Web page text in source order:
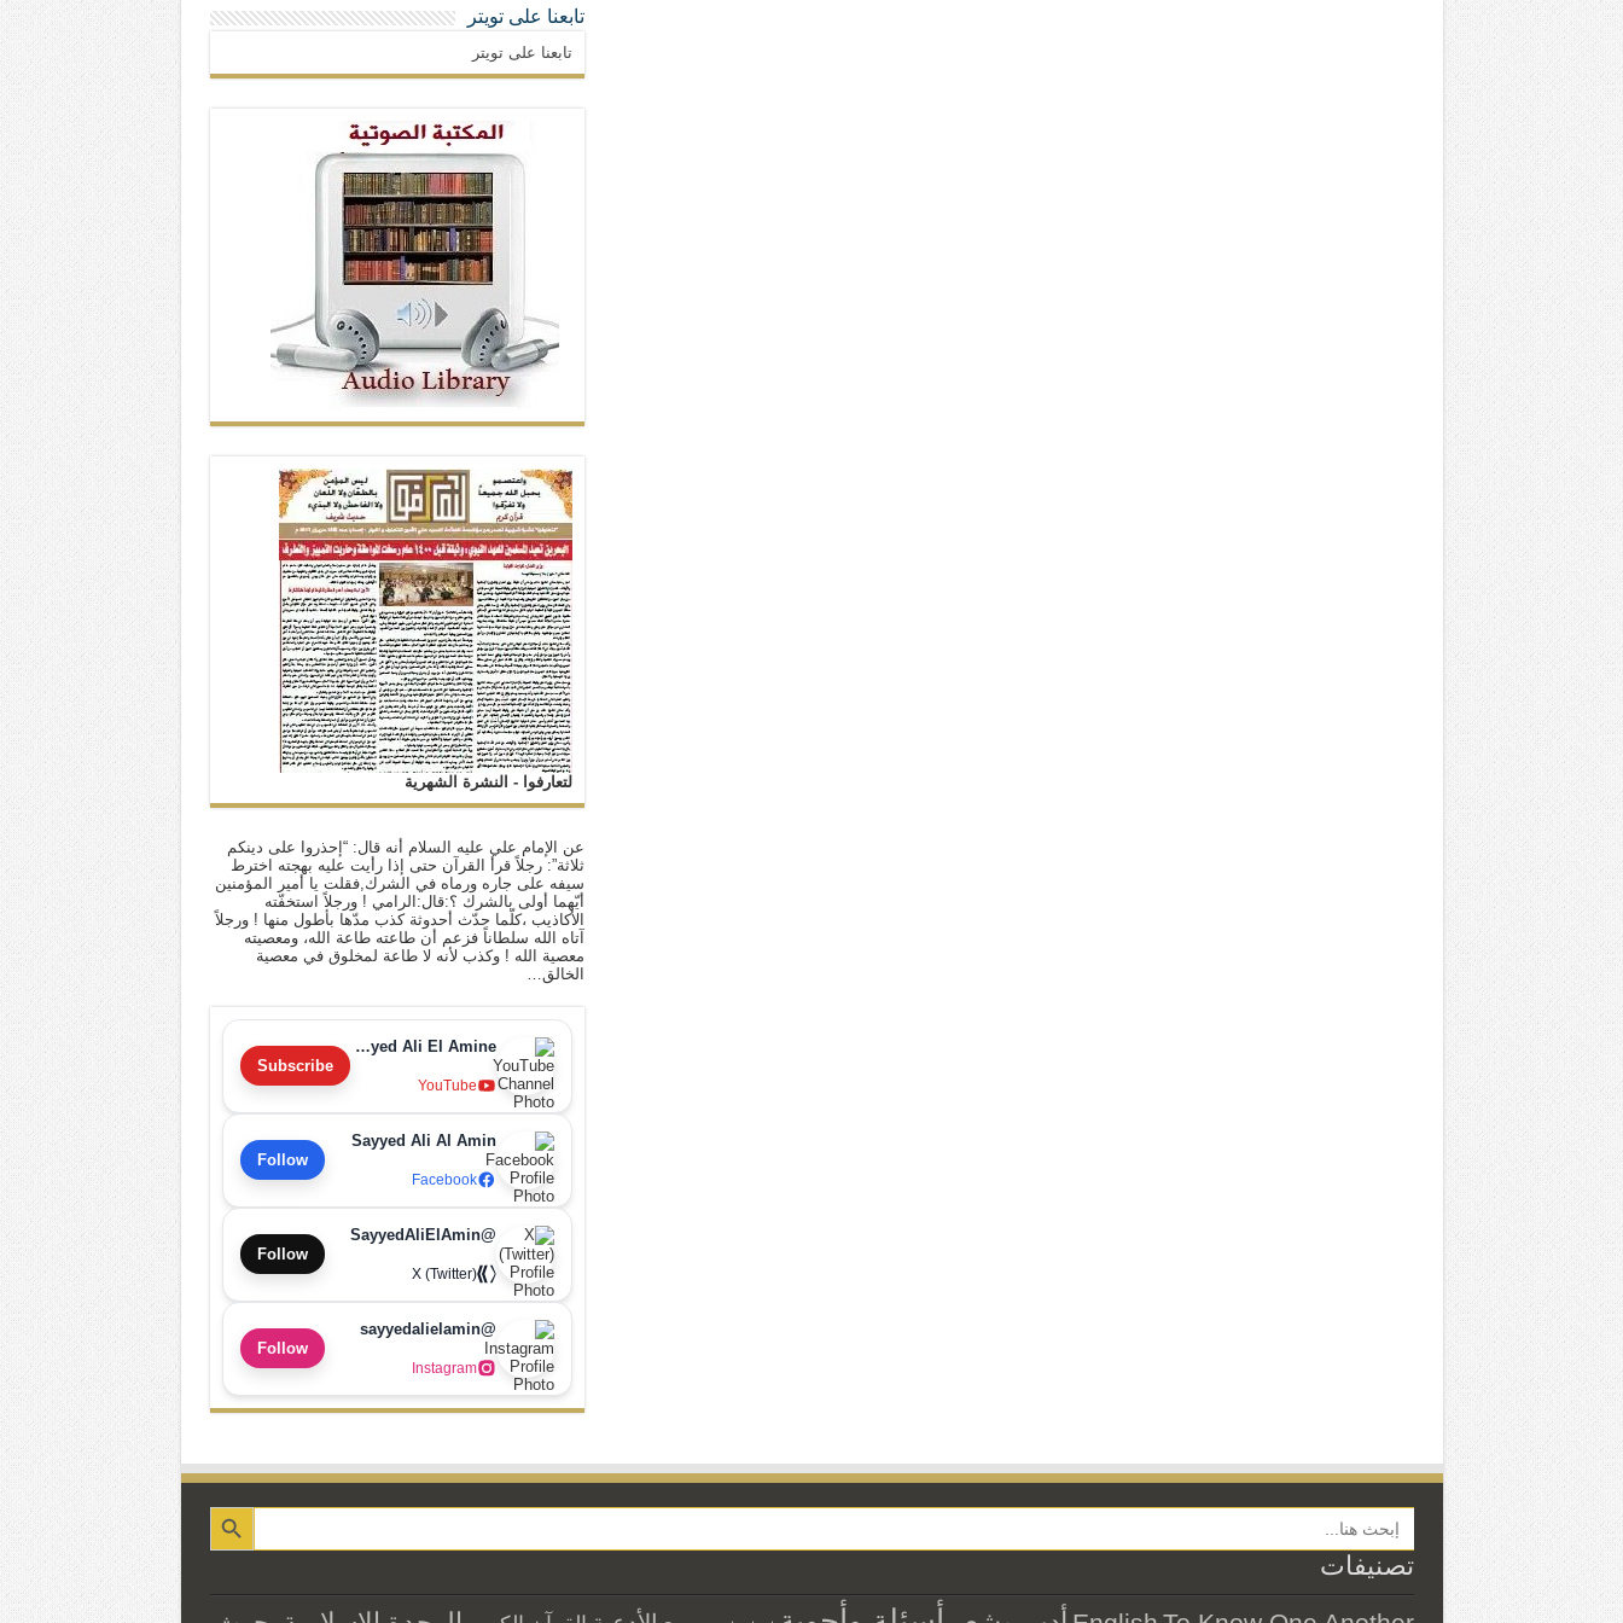
تابعنا على تويتر
تابعنا على تويتر
لتعارفوا - النشرة الشهرية
عن الإمام علي عليه السلام أنه قال: “إحذروا على دينكم
ثلاثة”: رجلاً قرأ القرآن حتى إذا رأيت عليه بهجته اخترط
سيفه على جاره ورماه في الشرك,فقلت يا أمير المؤمنين
أيّهما أولى بالشرك ؟:قال:الرامي ! ورجلاً استخفّته
الأكاذيب ،كلّما حدّث أحدوثة كذب مدّها بأطول منها ! ورجلاً
آتاه الله سلطاناً فزعم أن طاعته طاعة الله، ومعصيته
معصية الله ! وكذب لأنه لا طاعة لمخلوق في معصية
الخالق…
Sayyed Ali El Amine
YouTube
Subscribe
Sayyed Ali Al Amin
Facebook
Follow
@SayyedAliElAmin
X (Twitter)
Follow
@sayyedalielamin
Instagram
Follow
Search Button
تصنيفات